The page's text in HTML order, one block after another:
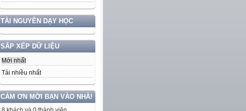
TÀI NGUYÊN DẠY HỌC
SẮP XẾP DỮ LIỆU
Mới nhất
Tải nhiều nhất
CẢM ƠN MỜI BẠN VÀO NHÀ!